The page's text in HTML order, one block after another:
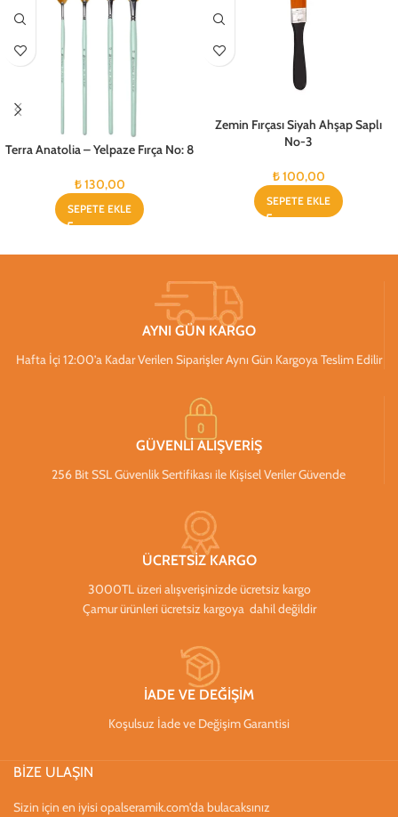
Terra Anatolia – Yelpaze Fırça No: 8
₺130,00
SEPETE EKLE
Zemin Fırçası Siyah Ahşap Saplı
No-3
₺100,00
SEPETE EKLE
AYNI GÜN KARGO
Hafta İçi 12:00’a Kadar Verilen Siparişler Aynı Gün Kargoya Teslim Edilir
GÜVENLİ ALIŞVERİŞ
256 Bit SSL Güvenlik Sertifikası ile Kişisel Veriler Güvende
ÜCRETSİZ KARGO
3000TL üzeri alışverişinizde ücretsiz kargo
Çamur ürünleri ücretsiz kargoya dahil değildir
İADE VE DEĞİŞİM
Koşulsuz İade ve Değişim Garantisi
BİZE ULAŞIN
Sizin için en iyisi opalseramik.com'da bulacaksınız